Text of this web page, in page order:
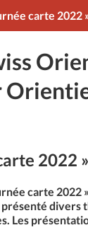
carte 2022
2022
carte 2022
présenté divers
Les